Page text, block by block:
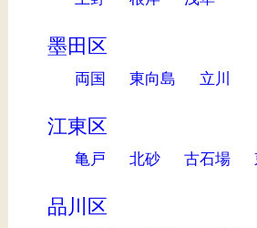
墨田区
両国 東向島 立川
江東区
亀戸 北砂 古石場
品川区